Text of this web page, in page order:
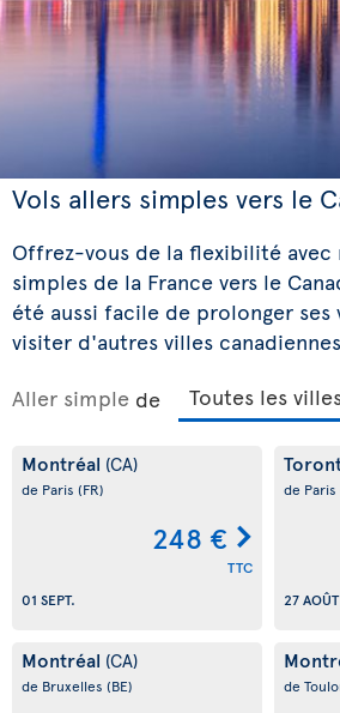
Vols allers simples vers le
Offrez-vous de la flexibilité avec
simples de la France vers le
été aussi facile de prolonger ses
visiter d'autres villes
Aller simple de
Montréal (CA)
de Paris (FR)
248 €
TTC
01 SEPT.
de Paris
27 AOÛT
Montréal (CA)
de Bruxelles (BE) de